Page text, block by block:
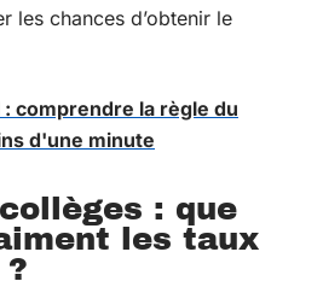
les chances d’obtenir le
: comprendre la règle du
d'une minute
: que
les taux